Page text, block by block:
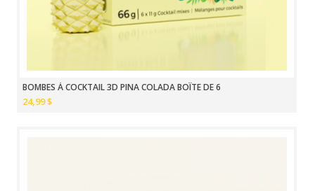
BOMBES À COCKTAIL 3D PINA COLADA BOÎTE DE 6
24,99 $